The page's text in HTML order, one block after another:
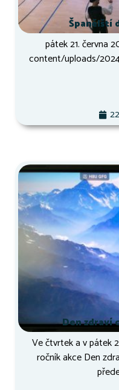
Španělští
pátek 21. června
content/uploads/
Den zdraví
Ve čtvrtek a v pátek
ročník akce Den